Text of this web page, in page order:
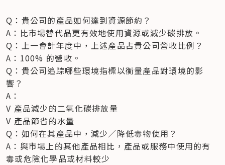
Q：貴公司的產品如何達到資源節約？
A：比市場替代品更有效地使用資源或減少碳排放。
Q：上一會計年度中，上述產品占貴公司營收比例？
A：100% 的營收。
Q：貴公司追踪哪些環境指標以衡量產品對環境的影
響？
A：
V 產品減少的二氧化碳排放量
V 產品節省的水量
Q：如何在其產品中，減少／降低毒物使用？
A：與市場上的其他產品相比，產品或服務中使用的有
毒或危險化學品或材料較少